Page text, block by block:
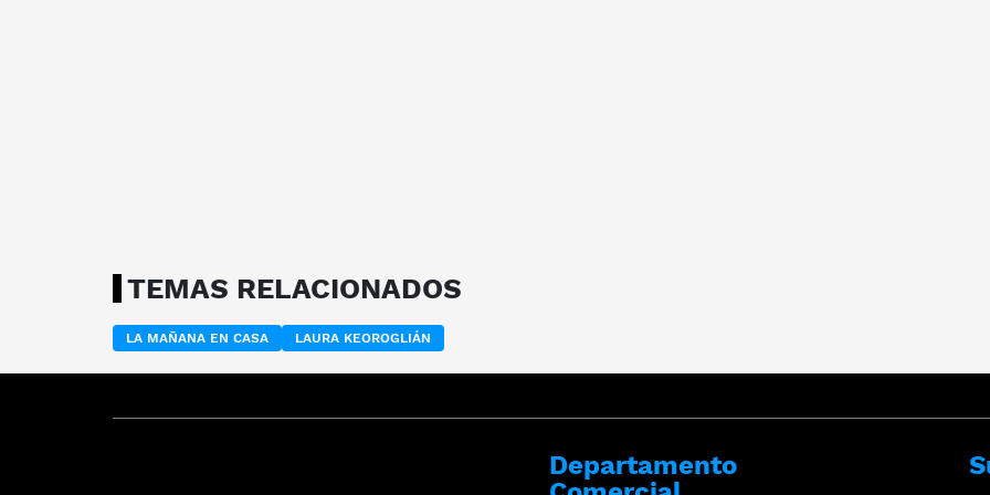
TEMAS RELACIONADOS
LA MAÑANA EN CASA LAURA KEOROGLIÁN
Departamento